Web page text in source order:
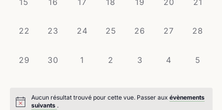
0
22
0
23
0
24
0
25
0
26
0
27
0
28
0
29
0
30
0
1
0
2
0
3
0
4
0
5
Aucun résultat trouvé pour cette vue. Passer aux évènements
suivants .